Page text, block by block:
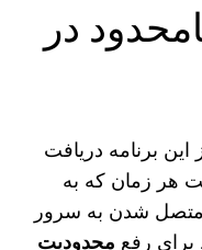
در
این برنامه دریافت
هر زمان که به
متصل شدن به سرور
رفع محدودیت